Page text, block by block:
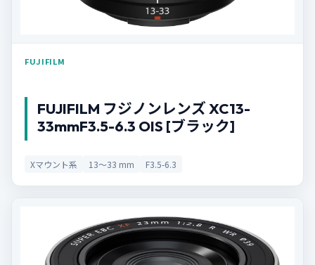
FUJIFILM
FUJIFILM フジノンレンズ XC13-
33mmF3.5-6.3 OIS [ブラック]
Xマウント系 13〜33 mm F3.5-6.3